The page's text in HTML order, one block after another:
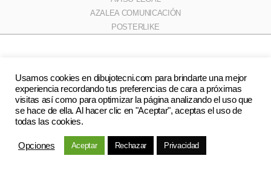
AZALEA COMUNICACIÓN
POSTERLIKE
Usamos cookies en dibujotecni.com para brindarte una mejor
experiencia recordando tus preferencias de cara a próximas
visitas así como para optimizar la página analizando el uso que
se hace de ella. Al hacer clic en "Aceptar", aceptas el uso de
todas las cookies.
Opciones Aceptar Rechazar Privacidad